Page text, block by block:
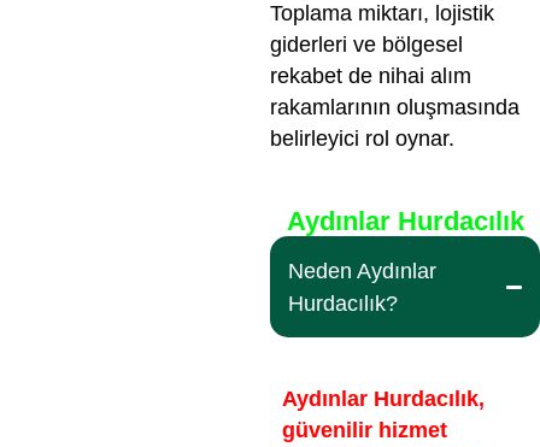
Toplama miktarı, lojistik
giderleri ve bölgesel
rekabet de nihai alım
rakamlarının oluşmasında
belirleyici rol oynar.
Aydınlar Hurdacılık
Neden Aydınlar
Hurdacılık?
Aydınlar Hurdacılık,
güvenilir hizmet